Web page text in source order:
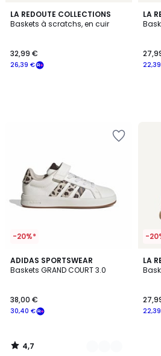
LA REDOUTE COLLECTIONS
Baskets à scratchs, en cuir
€
souscrivez
place
26,39
26,39 €
32,99 €
LA
-20%*
ADIDAS SPORTSWEAR
Baskets GRAND COURT 3.0
30,40 €
38,00 €
4,7
/ 5
2
Couleurs
4,7
/
-
LA